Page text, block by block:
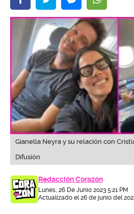
Gianella Neyra y su relación con
Difusión
Redacción Corazón
Lunes, 26 De Junio 2023 5:21 PM
Actualizado el 26 de junio del